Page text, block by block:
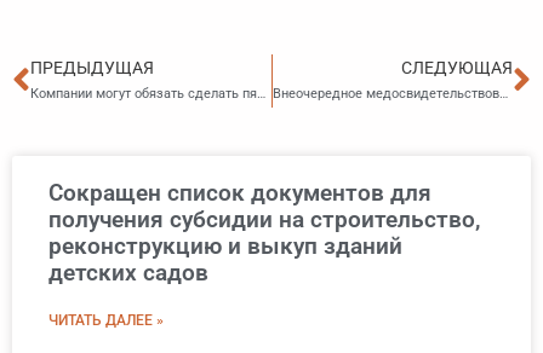
Пред
ПРЕДЫДУЩАЯ
Компании могут обязать сделать пятницу сокращённым рабочим днём
СЛЕДУЮЩАЯ
Внеочередное медосвидетельствование водителей: за отказ могут лишить прав
Сокращен список документов для
получения субсидии на строительство,
реконструкцию и выкуп зданий
детских садов
ЧИТАТЬ ДАЛЕЕ »